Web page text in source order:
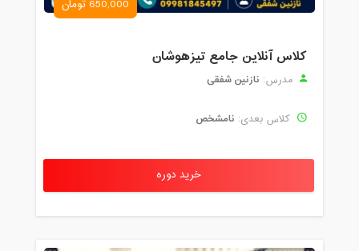
650,000 تومان
کلاس آنلاین جامع تیزهوشان
مدرس: نازنین شفقی
کلاس بعدی: نامشخص
خرید دوره